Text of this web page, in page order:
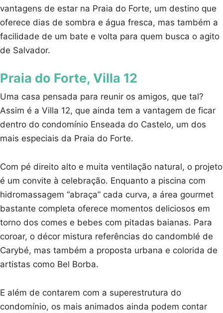
vantagens de estar na Praia do Forte, um destino que
oferece dias de sombra e água fresca, mas também a
facilidade de um bate e volta para quem busca o agito
de Salvador.
Praia do Forte, Villa 12
Uma casa pensada para reunir os amigos, que tal?
Assim é a Villa 12, que ainda tem a vantagem de ficar
dentro do condomínio Enseada do Castelo, um dos
mais especiais da Praia do Forte.
Com pé direito alto e muita ventilação natural, o projeto
é um convite à celebração. Enquanto a piscina com
hidromassagem “abraça” cada curva, a área gourmet
bastante completa oferece momentos deliciosos em
torno dos comes e bebes com pitadas baianas. Para
coroar, o décor mistura referências do candomblé de
Carybé, mas também a proposta urbana e colorida de
artistas como Bel Borba.
E além de contarem com a superestrutura do
condomínio, os mais animados ainda podem contar